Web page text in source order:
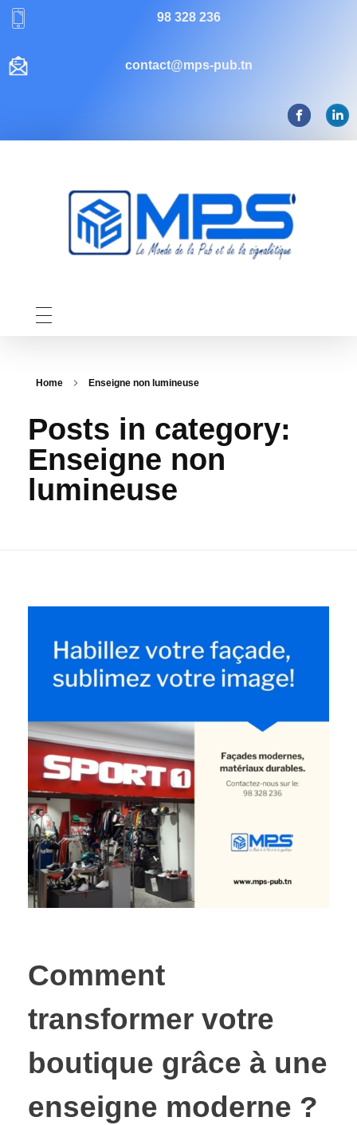
98 328 236
contact@mps-pub.tn
Home Enseigne non lumineuse
Posts in category:
Enseigne non
lumineuse
Comment
transformer votre
boutique grâce à une
enseigne moderne ?